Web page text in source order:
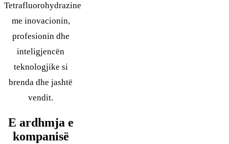
Tetrafluorohydrazine
me inovacionin,
profesionin dhe
inteligjencën
teknologjike si
brenda dhe jashtë
vendit.
E ardhmja e
kompanisë